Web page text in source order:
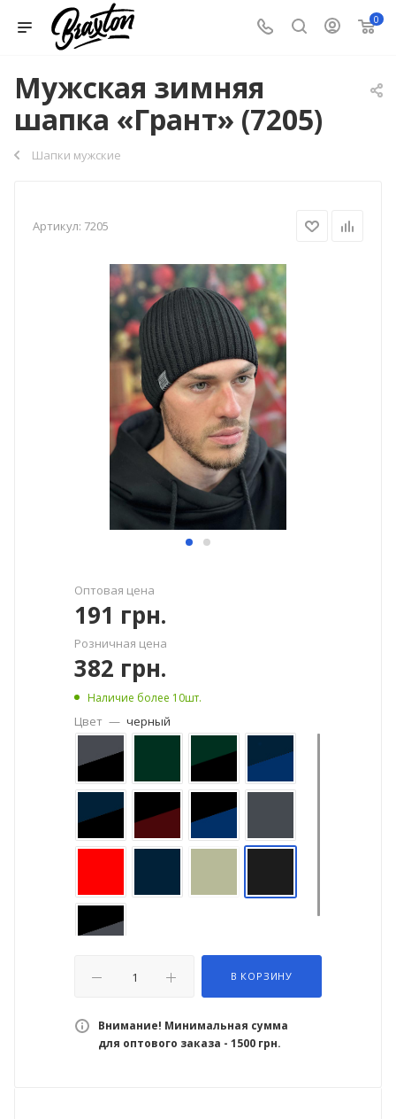
0
Мужская зимняя
шапка «Грант» (7205)
Шапки мужские
Артикул: 7205
Оптовая цена
191 грн.
Розничная цена
382 грн.
Наличие более 10шт.
Цвет — черный
В КОРЗИНУ
Внимание! Минимальная сумма
для оптового заказа - 1500 грн.